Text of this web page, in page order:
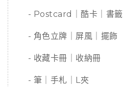
- Postcard｜酷卡｜書籤
- 角色立牌｜屏風｜擺飾
- 收藏卡冊｜收納冊
- 筆｜手札｜L夾